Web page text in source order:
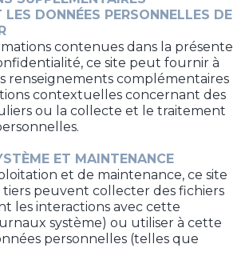
LES DONNÉES PERSONNELLES DE
contenues dans la présente
ce site peut fournir à
renseignements complémentaires
contextuelles concernant des
ou la collecte et le traitement
ET MAINTENANCE
et de maintenance, ce site
peuvent collecter des fichiers
les interactions avec cette
système) ou utiliser à cette
personnelles (telles que